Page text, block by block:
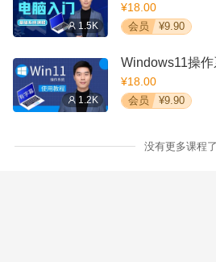
1.5K
¥18.00
会员 ¥9.90
1.2K
Windows11操
¥18.00
会员 ¥9.90
没有更多课程了